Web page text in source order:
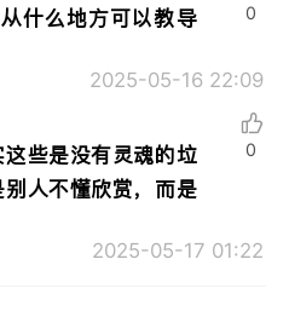
什么地方可以教导
2025-05-16 22:09
0
些是没有灵魂的垃
人不懂欣赏，而是
2025-05-17 01:22
0